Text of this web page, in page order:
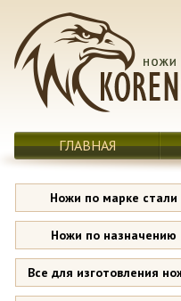
ГЛАВНАЯ
Ножи по марке
Ножи по
Все для изготовления